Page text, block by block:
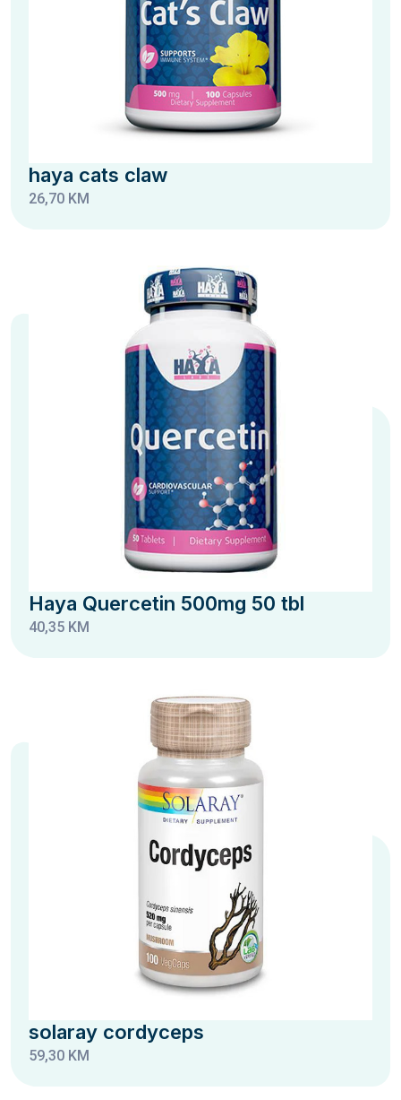
haya cats claw
26,70 KM
Haya Quercetin 500mg 50 tbl
40,35 KM
solaray cordyceps
59,30 KM